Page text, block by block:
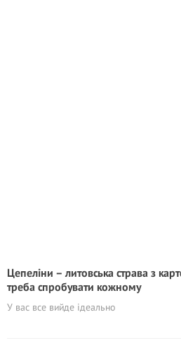
Цепеліни – литовська страва з
треба спробувати кожному
У вас все вийде ідеально